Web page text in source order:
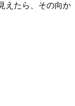
えたら、その向か